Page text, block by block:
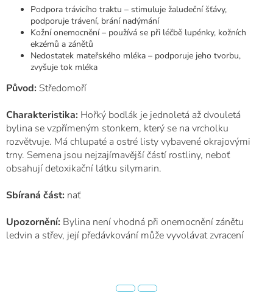
Podpora trávicího traktu – stimuluje žaludeční šťávy,
podporuje trávení, brání nadýmání
Kožní onemocnění – používá se při léčbě lupénky, kožních
ekzémů a zánětů
Nedostatek mateřského mléka – podporuje jeho tvorbu,
zvyšuje tok mléka
Původ: Středomoří
Charakteristika: Hořký bodlák je jednoletá až dvouletá
bylina se vzpřímeným stonkem, který se na vrcholku
rozvětvuje. Má chlupaté a ostré listy vybavené okrajovými
trny. Semena jsou nejzajímavější částí rostliny, neboť
obsahují detoxikační látku silymarin.
Sbíraná část: nať
Upozornění: Bylina není vhodná při onemocnění zánětu
ledvin a střev, její předávkování může vyvolávat zvracení